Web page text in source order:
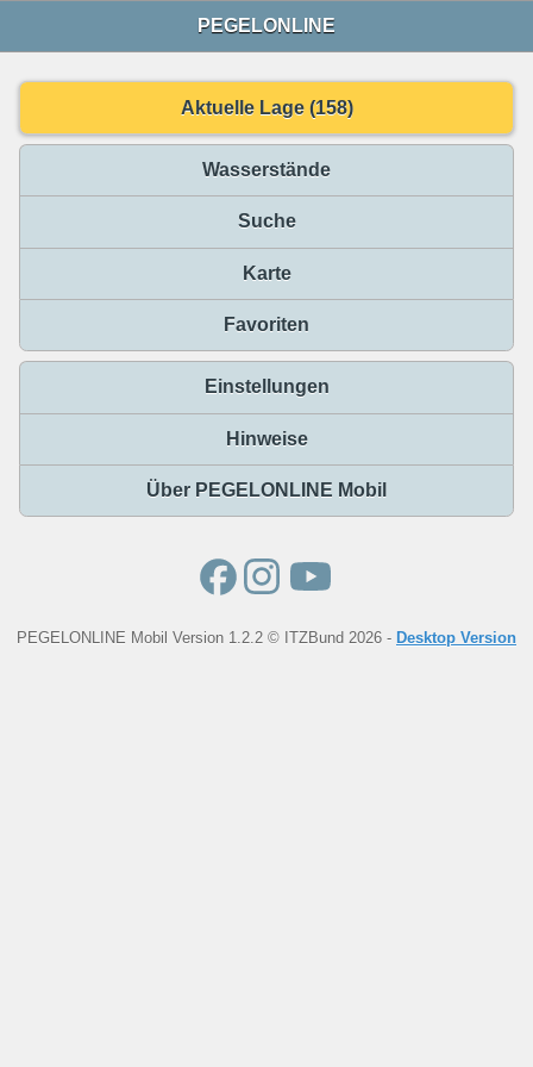
PEGELONLINE
Aktuelle Lage (158)
Wasserstände
Suche
Karte
Favoriten
Einstellungen
Hinweise
Über PEGELONLINE Mobil
PEGELONLINE Mobil Version 1.2.2 © ITZBund 2026 - Desktop Version